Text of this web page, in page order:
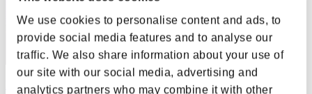
We use cookies to personalise content and ads, to
provide social media features and to analyse our
traffic. We also share information about your use of
our site with our social media, advertising and
analytics partners who may combine it with other
Darkstar